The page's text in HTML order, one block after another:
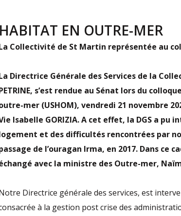
HABITAT EN OUTRE-MER
Collectivité de St Martin représentée au
Directrice Générale des Services de la
s’est rendue au Sénat lors du
mer (USHOM), vendredi 21 novembre
Isabelle GORIZIA. A cet effet, la DGS a
et des difficultés rencontrées par
de l’ouragan Irma, en 2017. Dans ce
avec la ministre des Outre-mer,
Directrice générale des services, est
à la gestion post crise des